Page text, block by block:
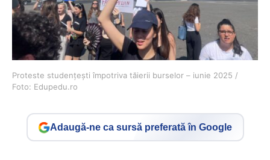
Proteste studențești împotriva tăierii burselor – iunie 2025 /
Foto: Edupedu.ro
Adaugă-ne ca sursă preferată în Google